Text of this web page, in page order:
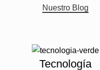
Nuestro Blog
Tecnología